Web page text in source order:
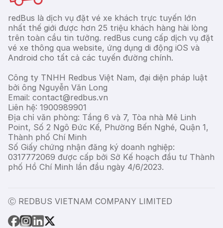
redBus là dịch vụ đặt vé xe khách trực tuyến lớn
nhất thế giới được hơn 25 triệu khách hàng hài lòng
trên toàn cầu tin tưởng. redBus cung cấp dịch vụ đặt
vé xe thông qua website, ứng dụng di động iOS và
Android cho tất cả các tuyến đường chính.
Công ty TNHH Redbus Việt Nam, đại diện pháp luật
bởi ông Nguyễn Văn Long
Email: contact@redbus.vn
Liên hệ: 1900989901
Địa chỉ văn phòng: Tầng 6 và 7, Tòa nhà Mê Linh
Point, Số 2 Ngô Đức Kế, Phường Bến Nghé, Quận 1,
Thành phố Chí Minh
Số Giấy chứng nhận đăng ký doanh nghiệp:
0317772069 được cấp bởi Sở Kế hoạch đầu tư Thành
phố Hồ Chí Minh lần đầu ngày 4/6/2023.
Ⓒ REDBUS VIETNAM COMPANY LIMITED